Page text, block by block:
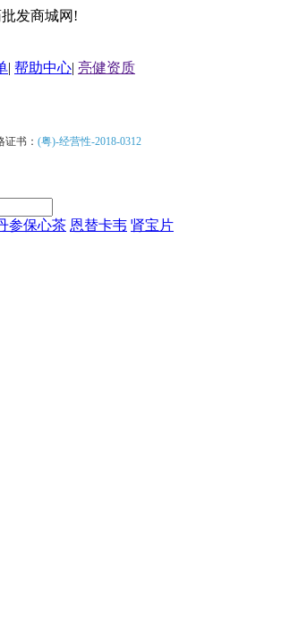
发商城网!
| 帮助中心| 亮健资质
书： (粤)-经营性-2018-0312
参保心茶 恩替卡韦 肾宝片